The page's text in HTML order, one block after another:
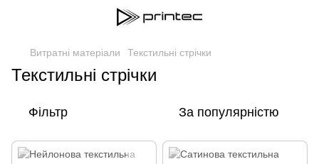
Витратні матеріали Текстильні стрічки
Текстильні стрічки
Фільтр За популярністю